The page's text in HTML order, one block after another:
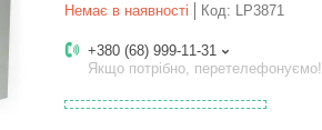
Немає в наявності Код: LP3871
+380 (68) 999-11-31
Якщо потрібно, перетелефонуємо!